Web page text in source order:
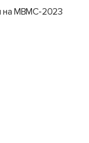
на МВМС-2023